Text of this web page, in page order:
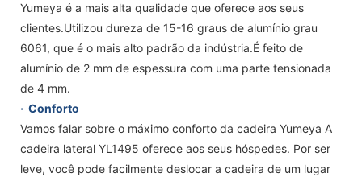
Yumeya é a mais alta qualidade que oferece aos seus
clientes.Utilizou dureza de 15-16 graus de alumínio grau
6061, que é o mais alto padrão da indústria.É feito de
alumínio de 2 mm de espessura com uma parte tensionada
de 4 mm.
· Conforto
Vamos falar sobre o máximo conforto da cadeira Yumeya A
cadeira lateral YL1495 oferece aos seus hóspedes. Por ser
leve, você pode facilmente deslocar a cadeira de um lugar